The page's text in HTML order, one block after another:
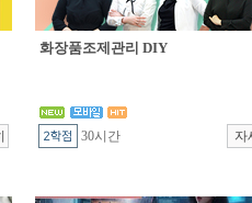
화장품조제관리 DIY
30시간